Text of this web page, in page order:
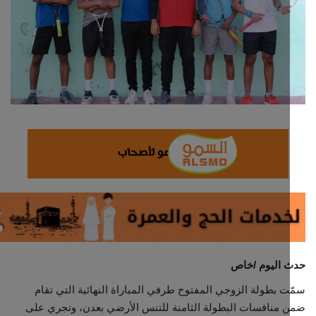
التقارير والحوارات
مؤسسة حدث اليوم
العالمية
تكنولوجيا وسيارات
اليوم /خاص
بطولة الزوجي المفتوح طرفي المباراة النهائية التي تقام
منافسات البطولة الثامنة للتنس الأرضي بعدن، وتجري على